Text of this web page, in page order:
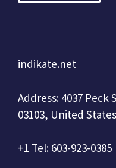
indikate.net
Address: 4037
03103, United States
+1 Tel: 603-923-0385